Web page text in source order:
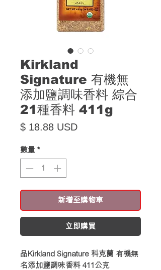
Kirkland
Signature 有機無
添加鹽調味香料 綜合
21種香料 411g
$ 18.88 USD價格
數量 *
新增至購物車
立即購買
品
名
Kirkland Signature 科克蘭 有機無
添加鹽調味香料 411公克